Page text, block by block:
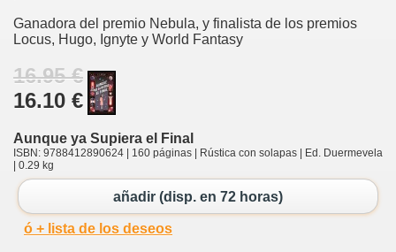
Ganadora del premio Nebula, y finalista de los premios
Locus, Hugo, Ignyte y World Fantasy
16.95 €
16.10 €
Aunque ya Supiera el Final
ISBN: 9788412890624 | 160 páginas | Rústica con solapas | Ed. Duermevela
| 0.29 kg
añadir (disp. en 72 horas)
ó + lista de los deseos